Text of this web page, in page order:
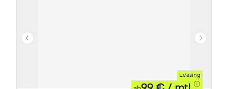
Leasing